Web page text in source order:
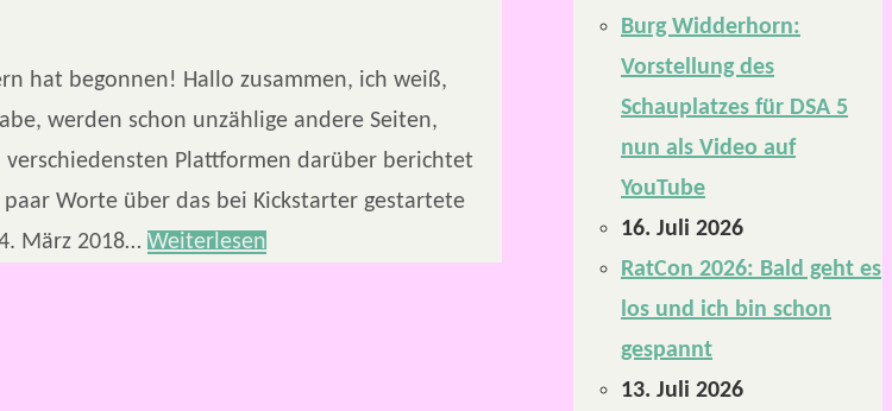
hat begonnen! Hallo zusammen, ich weiß,
werden schon unzählige andere Seiten,
Plattformen darüber berichtet
Worte über das bei Kickstarter gestartete
März 2018… Weiterlesen
Burg Widderhorn:
Vorstellung des
Schauplatzes für DSA 5
nun als Video auf
YouTube
16. Juli 2026
RatCon 2026: Bald geht es
los und ich bin schon
gespannt
13. Juli 2026